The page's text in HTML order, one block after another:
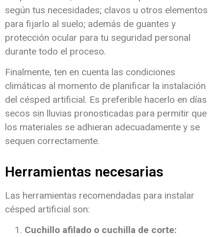
según tus necesidades; clavos u otros elementos
para fijarlo al suelo; además de guantes y
protección ocular para tu seguridad personal
durante todo el proceso.
Finalmente, ten en cuenta las condiciones
climáticas al momento de planificar la instalación
del césped artificial. Es preferible hacerlo en días
secos sin lluvias pronosticadas para permitir que
los materiales se adhieran adecuadamente y se
sequen correctamente.
Herramientas necesarias
Las herramientas recomendadas para instalar
césped artificial son:
Cuchillo afilado o cuchilla de corte: